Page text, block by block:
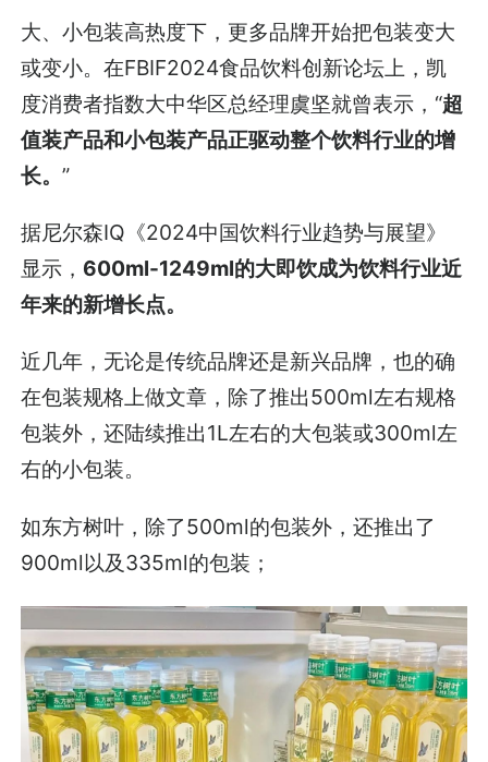
大、小包装高热度下，更多品牌开始把包装变大
或变小。在FBIF2024食品饮料创新论坛上，凯
度消费者指数大中华区总经理虞坚就曾表示，“超
值装产品和小包装产品正驱动整个饮料行业的增
长。”
据尼尔森IQ《2024中国饮料行业趋势与展望》
显示， 600ml-1249ml的大即饮成为饮料行业近
年来的新增长点。
近几年，无论是传统品牌还是新兴品牌，也的确
在包装规格上做文章，除了推出500ml左右规格
包装外，还陆续推出1L左右的大包装或300ml左
右的小包装。
如东方树叶，除了500ml的包装外，还推出了
900ml以及335ml的包装；